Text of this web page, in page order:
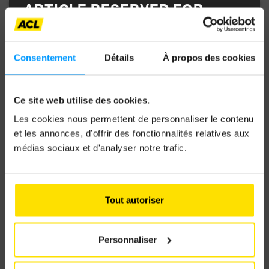
Consentement Détails À propos des cookies
Ce site web utilise des cookies.
Les cookies nous permettent de personnaliser le contenu
et les annonces, d'offrir des fonctionnalités relatives aux
médias sociaux et d'analyser notre trafic.
Tout autoriser
Personnaliser
2026 SUMMER TIRE
ARTICLE RESERVED FOR
ACL MEMBERS
To access it, log in with your MyACL credentials
Autotouring magazine.
Password
Forgot your password?